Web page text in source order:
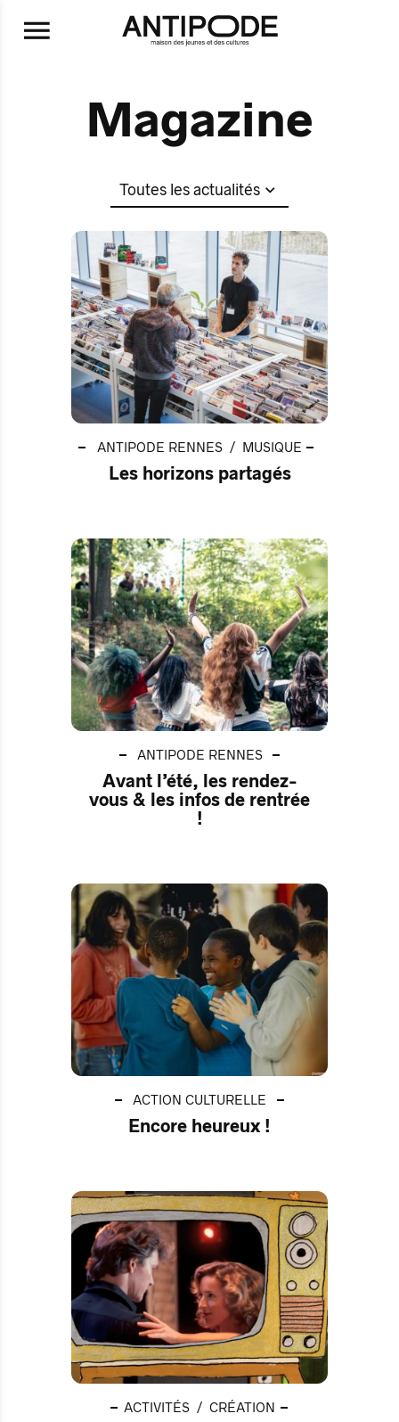
Aller au contenu principal
Magazine
Toutes les actualités
Soumettre
ANTIPODE RENNES MUSIQUE
Les horizons partagés
ANTIPODE RENNES
Avant l’été, les rendez-
vous & les infos de rentrée
!
ACTION CULTURELLE
Encore heureux !
ACTIVITÉS CRÉATION